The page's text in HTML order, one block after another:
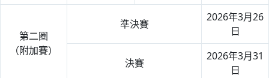
第二圈
（附加賽）
準決賽
2026年3月26
日
決賽
2026年3月31
日